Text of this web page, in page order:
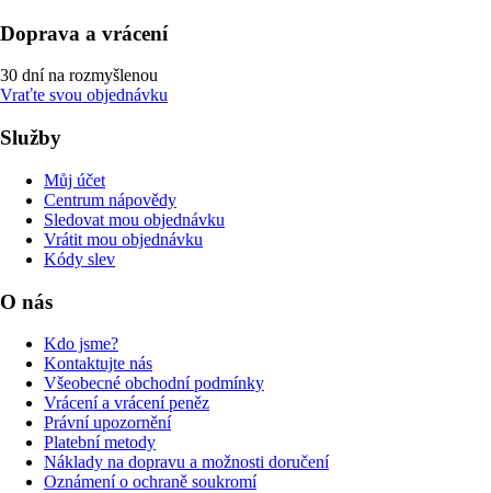
Doprava a vrácení
30 dní na rozmyšlenou
Vraťte svou objednávku
Služby
Můj účet
Centrum nápovědy
Sledovat mou objednávku
Vrátit mou objednávku
Kódy slev
O nás
Kdo jsme?
Kontaktujte nás
Všeobecné obchodní podmínky
Vrácení a vrácení peněz
Právní upozornění
Platební metody
Náklady na dopravu a možnosti doručení
Oznámení o ochraně soukromí